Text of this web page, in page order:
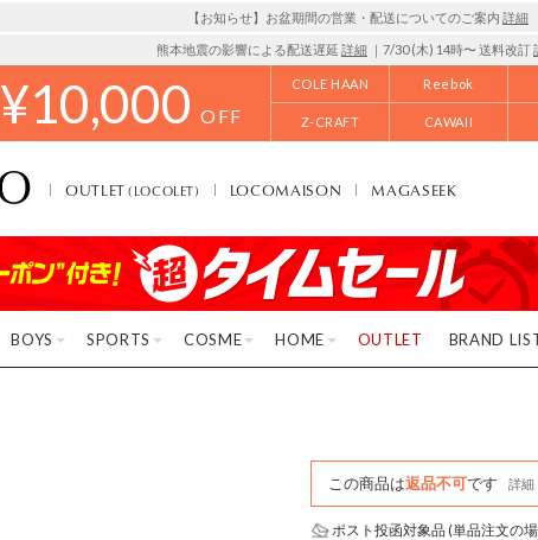
【お知らせ】お盆期間の営業・配送についてのご案内 詳細
熊本地震の影響による配送遅延 詳細 ｜7/30 (木) 14時〜 送料改訂
¥10,000 OFF
COLE HAAN Reebok
Z-CRAFT CAWAII
OUTLET(LOCOLET) LOCOMAISON MAGASEEK
BOYS SPORTS COSME HOME OUTLET BRAND
この商品は返品不可です 詳細
ポスト投函対象品 (単品注文の